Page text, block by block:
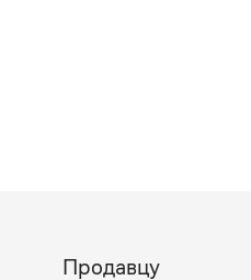
Продавцу